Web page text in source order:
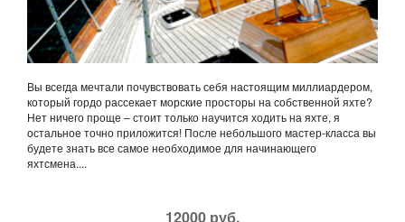
Вы всегда мечтали почувствовать себя настоящим миллиардером,
который гордо рассекает морские просторы на собственной яхте?
Нет ничего проще – стоит только научится ходить на яхте, я
остальное точно приложится! После небольшого мастер-класса вы
будете знать все самое необходимое для начинающего
яхтсмена....
12000 руб.